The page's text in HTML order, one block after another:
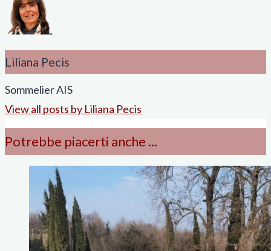
Liliana Pecis
Sommelier AIS
View all posts by Liliana Pecis
Potrebbe piacerti anche ...